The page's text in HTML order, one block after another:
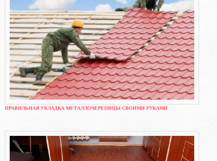
ПРАВИЛЬНАЯ УКЛАДКА МЕТАЛЛОЧЕРЕПИЦЫ СВОИМИ РУКАМИ